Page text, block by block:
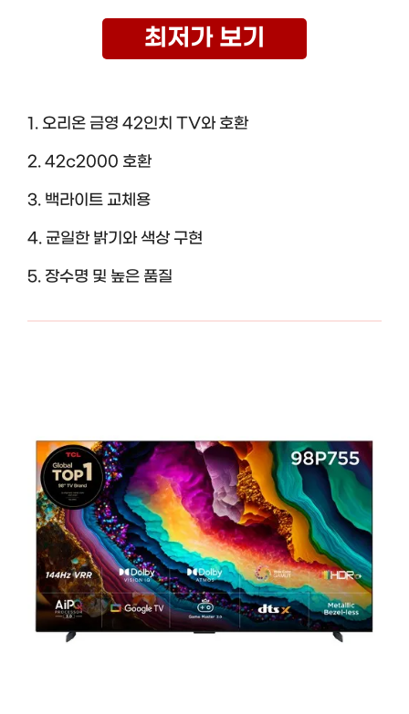
최저가 보기
1. 오리온 금영 42인치 TV와 호환
2. 42c2000 호환
3. 백라이트 교체용
4. 균일한 밝기와 색상 구현
5. 장수명 및 높은 품질